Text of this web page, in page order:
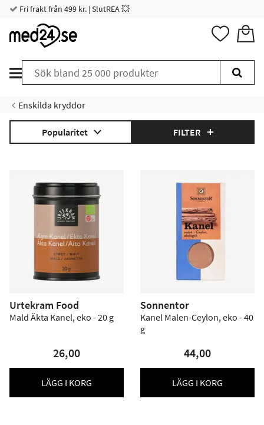
Fri frakt från 499 kr. | SlutREA 💥
Enskilda kryddor
Popularitet FILTER
Urtekram Food
Mald Äkta Kanel, eko - 20 g
26,00
LÄGG I KORG
Sonnentor
Kanel Malen-Ceylon, eko - 40
g
44,00
LÄGG I KORG